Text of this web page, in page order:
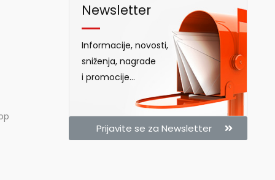
Newsletter
Informacije, novosti,
sniženja, nagrade
i promocije...
Prijavite se za Newsletter